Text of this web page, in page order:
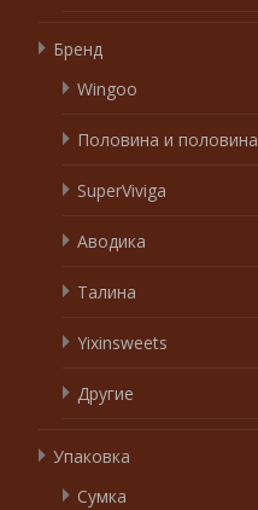
Бренд
Wingoo
Половина и половина
SuperViviga
Аводика
Талина
Yixinsweets
Другие
Упаковка
Сумка